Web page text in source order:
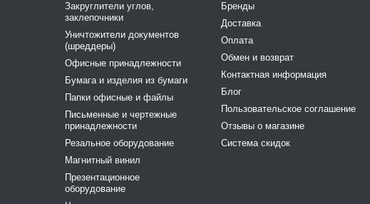
Закруглители углов,
заклепочники
Уничтожители документов
(шреддеры)
Офисные принадлежности
Бумага и изделия из бумаги
Папки офисные и файлы
Письменные и чертежные
принадлежности
Резальное оборудование
Магнитный винил
Презентационное
оборудование
Бренды
Доставка
Оплата
Обмен и возврат
Контактная информация
Блог
Пользовательское соглашение
Отзывы о магазине
Система скидок